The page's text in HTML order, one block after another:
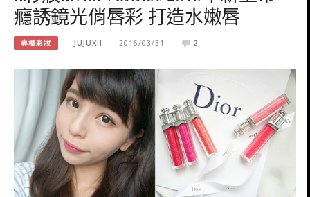
癮誘鏡光俏唇彩 打造水嫩唇
專櫃彩妝 JUJUXII 2016/03/31 2